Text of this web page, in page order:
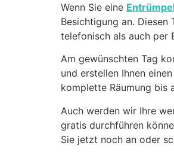
Wenn Sie eine
Besichtigung an.
telefonisch als auch per
Am gewünschten Tag
und erstellen Ihnen
komplette Räumung bis
Auch werden wir Ihre
gratis durchführen
Sie jetzt noch an oder